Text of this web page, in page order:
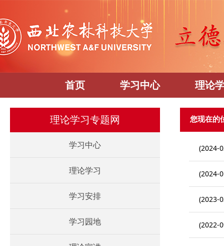
首页 学习中心 理论
理论学习专题网
学习中心
理论学习
学习安排
学习园地
您现在的
(2024-
(2024-
(2023-
(2022-